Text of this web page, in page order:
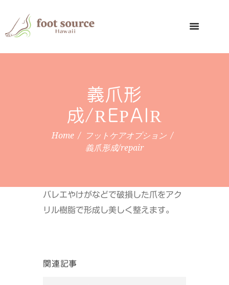
義爪形
成/REPAIR
Home
フットケアオプション
義爪形成/repair
バレエやけがなどで破損した爪をアク
リル樹脂で形成し美しく整えます。
関連記事